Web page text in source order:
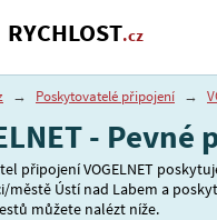
RYCHLOST.cz
→ Poskytovatelé připojení →
-
připojení VOGELNET
městě Ústí nad Labem a
můžete nalézt níže.